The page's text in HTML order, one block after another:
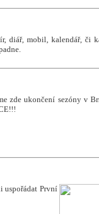
diář, mobil, kalendář, či
zde ukončení sezóny v
uspořádat První